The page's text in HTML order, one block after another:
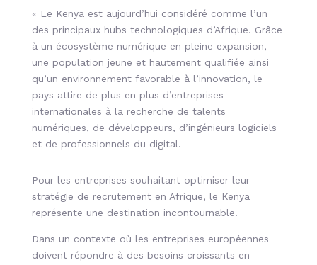
« Le Kenya est aujourd’hui considéré comme l’un
des principaux hubs technologiques d’Afrique. Grâce
à un écosystème numérique en pleine expansion,
une population jeune et hautement qualifiée ainsi
qu’un environnement favorable à l’innovation, le
pays attire de plus en plus d’entreprises
internationales à la recherche de talents
numériques, de développeurs, d’ingénieurs logiciels
et de professionnels du digital.
Pour les entreprises souhaitant optimiser leur
stratégie de recrutement en Afrique, le Kenya
représente une destination incontournable.
Dans un contexte où les entreprises européennes
doivent répondre à des besoins croissants en